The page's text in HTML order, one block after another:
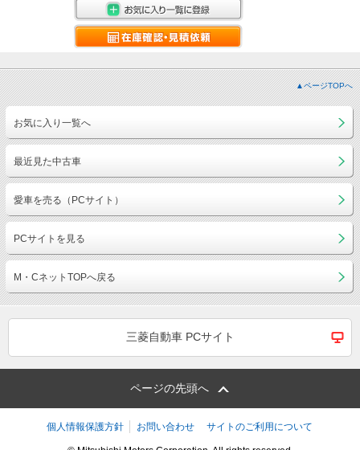
▲ページTOPへ
お気に入り一覧へ
最近見た中古車
愛車を売る（PCサイト）
PCサイトを見る
M・CネットTOPへ戻る
三菱自動車 PCサイト
ページの先頭へ
個人情報保護方針 お問い合わせ サイトのご利用について